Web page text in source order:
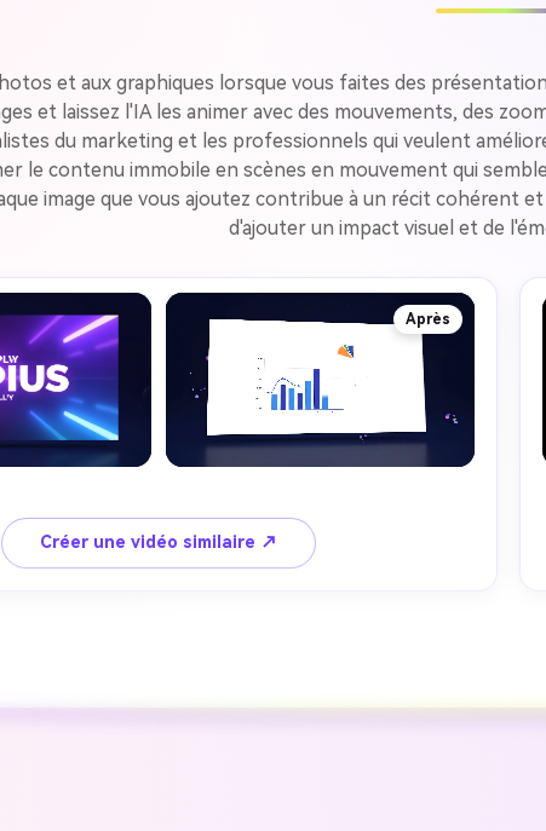
et aux graphiques lorsque vous faites des
et laissez l'IA les animer avec des mouvements, des
du marketing et les professionnels qui veulent
le contenu immobile en scènes en mouvement qui
image que vous ajoutez contribue à un récit cohérent
d'ajouter un impact visuel et de
Après
Créer une vidéo similaire ↗